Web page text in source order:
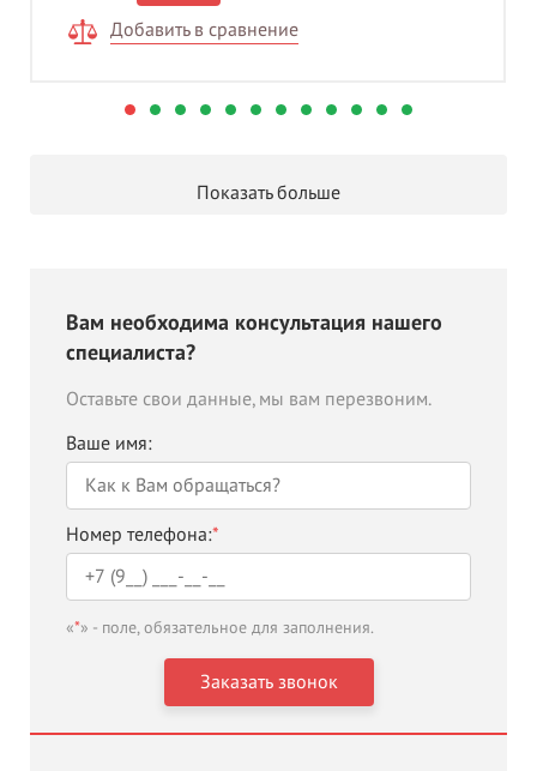
Добавить в сравнение
Показать больше
Вам необходима консультация нашего
специалиста?
Оставьте свои данные, мы вам перезвоним.
Ваше имя:
Номер телефона:*
«*» - поле, обязательное для заполнения.